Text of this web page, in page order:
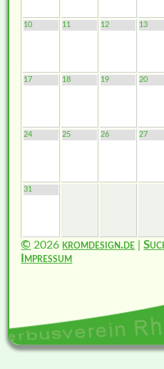
10 11 12 13
17 18 19 20
24 25 26 27
31
© 2026 kromdesign.de |
Impressum